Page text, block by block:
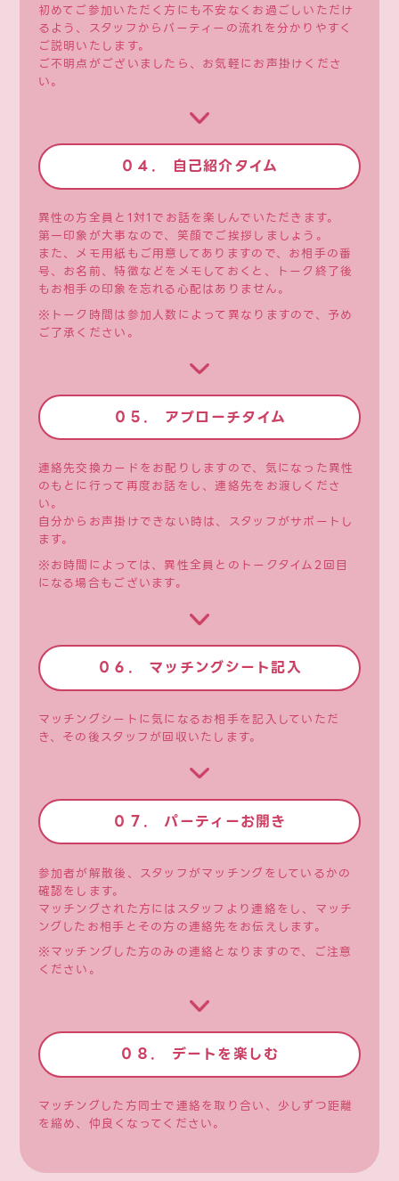
初めてご参加いただく方にも不安なくお過ごしいただけ
るよう、スタッフからパーティーの流れを分かりやすく
ご説明いたします。
ご不明点がございましたら、お気軽にお声掛けくださ
い。
０４. 自己紹介タイム
異性の方全員と1対1でお話を楽しんでいただきます。
第一印象が大事なので、笑顔でご挨拶しましょう。
また、メモ用紙もご用意してありますので、お相手の番
号、お名前、特徴などをメモしておくと、トーク終了後
もお相手の印象を忘れる心配はありません。
※トーク時間は参加人数によって異なりますので、予め
ご了承ください。
０５. アプローチタイム
連絡先交換カードをお配りしますので、気になった異性
のもとに行って再度お話をし、連絡先をお渡しくださ
い。
自分からお声掛けできない時は、スタッフがサポートし
ます。
※お時間によっては、異性全員とのトークタイム2回目
になる場合もございます。
０６. マッチングシート記入
マッチングシートに気になるお相手を記入していただ
き、その後スタッフが回収いたします。
０７. パーティーお開き
参加者が解散後、スタッフがマッチングをしているかの
確認をします。
マッチングされた⽅にはスタッフより連絡をし、マッチ
ングしたお相⼿とその⽅の連絡先をお伝えします。
※マッチングした方のみの連絡となりますので、ご注意
ください。
０８. デートを楽しむ
マッチングした方同士で連絡を取り合い、少しずつ距離
を縮め、仲良くなってください。